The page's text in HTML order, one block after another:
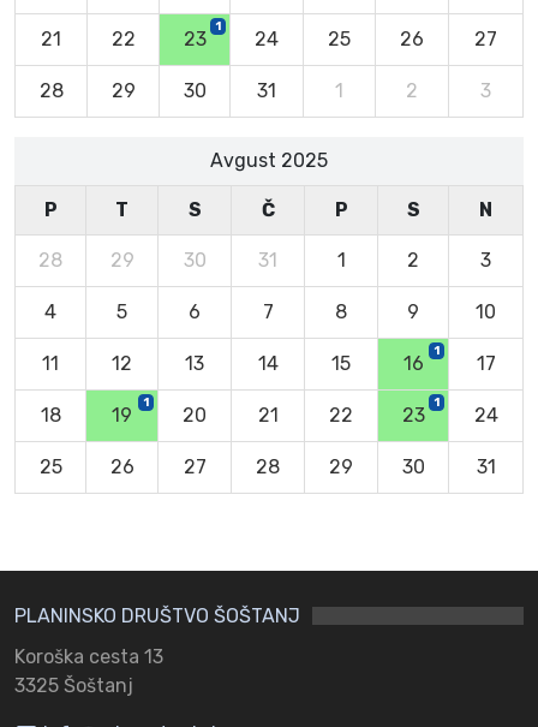
21 22 23
1
24 25 26 27
28 29 30 31 1 2 3
Avgust 2025
P T S Č P S N
28 29 30 31 1 2 3
4 5 6 7 8 9 10
11 12 13 14 15 16
1
17
18 19
1
20 21 22 23
1
24
25 26 27 28 29 30 31
PLANINSKO DRUŠTVO ŠOŠTANJ
Koroška cesta 13
3325 Šoštanj